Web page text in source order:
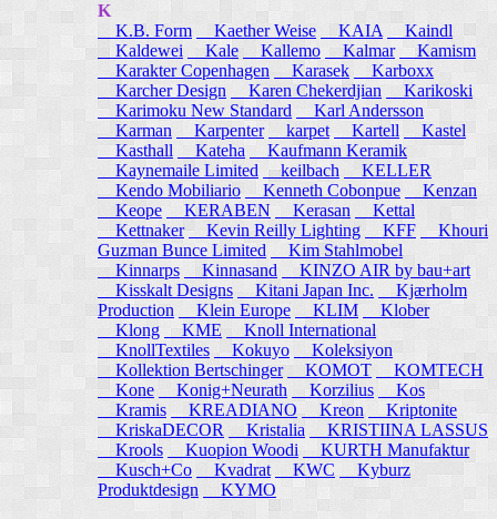
K
K.B. Form
Kaether Weise KAIA
Kaindl
Kaldewei
Kale Kallemo Kalmar
Kamism
Karakter Copenhagen
Karasek
Karboxx
Karcher Design
Karen Chekerdjian
Karikoski
Karimoku New Standard
Karl Andersson
Karman
Karpenter karpet Kartell
Kastel
Kasthall
Kateha
Kaufmann Keramik
Kaynemaile Limited keilbach
KELLER
Kendo Mobiliario
Kenneth Cobonpue
Kenzan
Keope
KERABEN Kerasan
Kettal
Kettnaker Kevin Reilly Lighting KFF
Khouri
Guzman Bunce Limited
Kim Stahlmobel
Kinnarps
Kinnasand
KINZO AIR by bau+art
Kisskalt Designs
Kitani Japan Inc.
Kjærholm
Production
Klein Europe KLIM
Klober
Klong
KME
Knoll International
KnollTextiles
Kokuyo
Koleksiyon
Kollektion Bertschinger KOMOT
KOMTECH
Kone
Konig+Neurath Korzilius
Kos
Kramis
KREADIANO Kreon
Kriptonite
KriskaDECOR
Kristalia
KRISTIINA LASSUS
Krools
Kuopion Woodi
KURTH Manufaktur
Kusch+Co
Kvadrat KWC
Kyburz
Produktdesign
KYMO